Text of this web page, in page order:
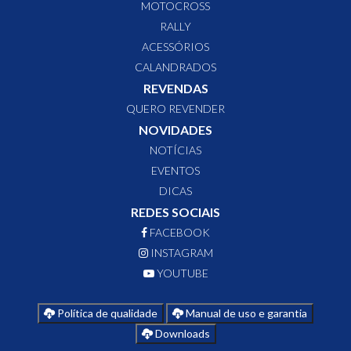
MOTOCROSS
RALLY
ACESSÓRIOS
CALANDRADOS
REVENDAS
QUERO REVENDER
NOVIDADES
NOTÍCIAS
EVENTOS
DICAS
REDES SOCIAIS
FACEBOOK
INSTAGRAM
YOUTUBE
Política de qualidade
Manual de uso e garantia
Downloads